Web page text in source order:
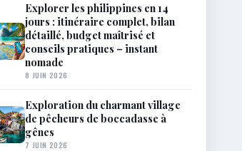
Explorer les philippines en 14
jours : itinéraire complet, bilan
détaillé, budget maîtrisé et
conseils pratiques – instant
nomade
8 JUIN 2026
Exploration du charmant village
de pêcheurs de boccadasse à
gênes
7 JUIN 2026